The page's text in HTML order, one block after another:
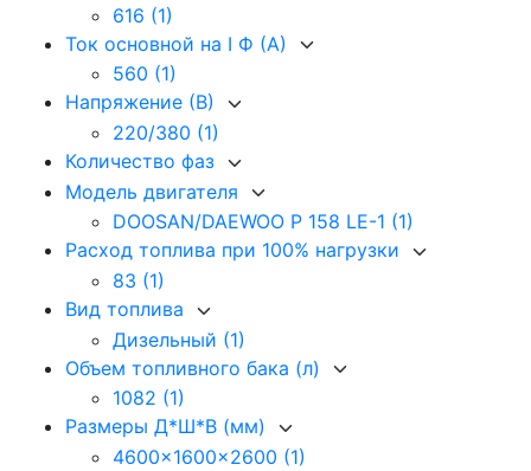
616 (1)
Ток основной на I Ф (А)
560 (1)
Напряжение (В)
220/380 (1)
Количество фаз
Модель двигателя
DOOSAN/DAEWOO P 158 LE-1 (1)
Расход топлива при 100% нагрузки
83 (1)
Вид топлива
Дизельный (1)
Объем топливного бака (л)
1082 (1)
Размеры Д*Ш*В (мм)
4600x1600x2600 (1)